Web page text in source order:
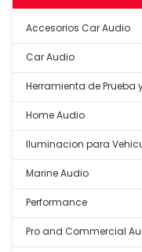
Accesorios Car Audio
Car Audio
Herramienta de Prueba
Home Audio
Iluminacion para
Marine Audio
Performance
Pro and Commercial